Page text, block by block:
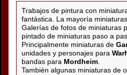
Trabajos de pintura con
fantástica. La mayoría
Galerías de fotos de miniaturas
pintado de miniaturas paso a
Principalmente miniaturas de
unidades y personajes para
bandas para Mordheim
También algunas miniaturas de